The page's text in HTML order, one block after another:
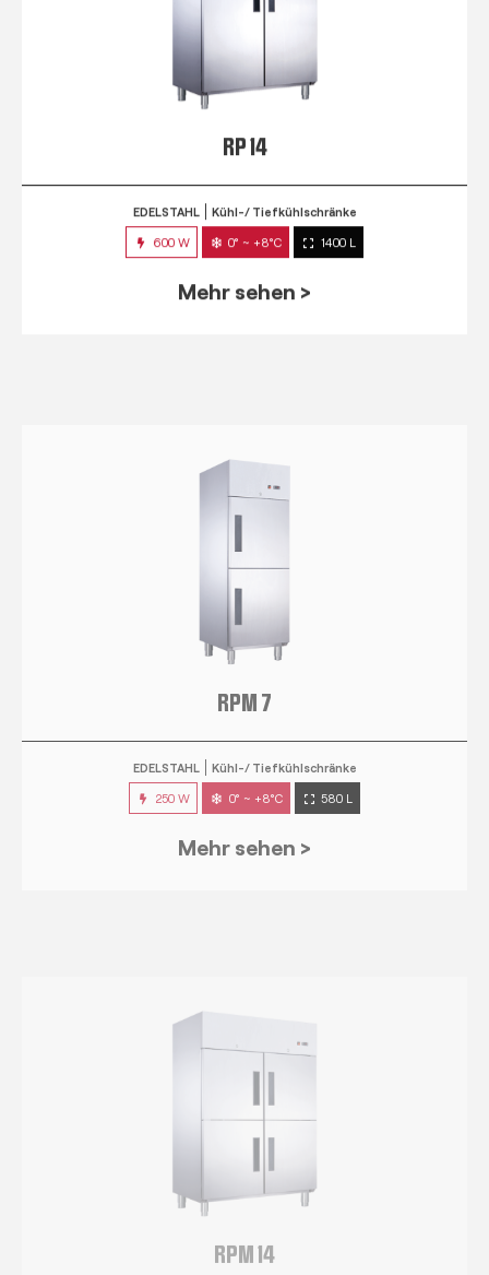
RP 14
EDELSTAHL Kühl-/ Tiefkühlschränke
600 W 0° ~ +8°C 1400 L
Mehr sehen >
RPM 7
Kühl-/ Tiefkühlschränke
Mehr sehen >
RPM 14
600 W
Mehr sehen >